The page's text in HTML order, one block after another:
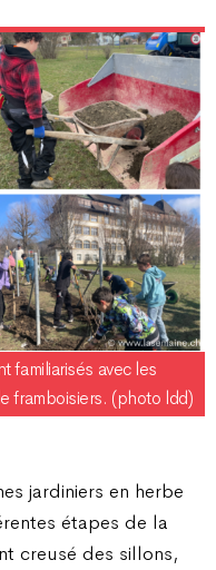
familiarisés avec les
framboisiers. (photo ldd)
jardiniers en herbe
étapes de la
creusé des sillons,